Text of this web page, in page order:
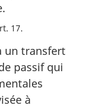
17
un transfert
passif qui
à